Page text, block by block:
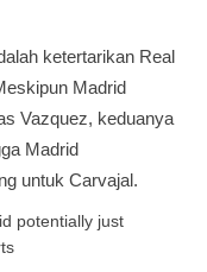
ketertarikan Real
Madrid
Vazquez, keduanya
Madrid
untuk Carvajal.